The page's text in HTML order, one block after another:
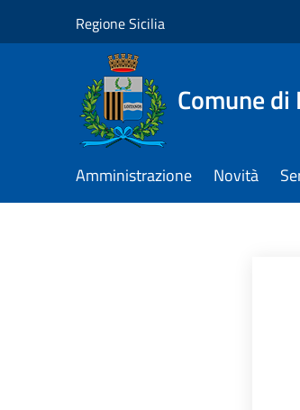
Regione Sicilia
Comune
Amministrazione Novità